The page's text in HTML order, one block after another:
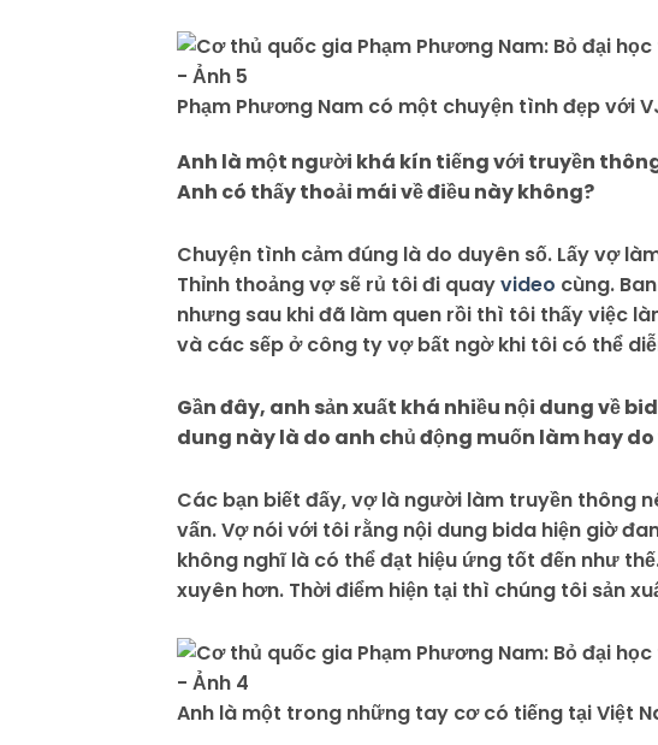
Phạm Phương Nam có một chuyện tình đẹp với
Anh là một người khá kín tiếng với truyền
Anh có thấy thoải mái về điều này không?
Chuyện tình cảm đúng là do duyên số. Lấy vợ
Thỉnh thoảng vợ sẽ rủ tôi đi quayvideo cùng.
nhưng sau khi đã làm quen rồi thì tôi thấy việc
và các sếp ở công ty vợ bất ngờ khi tôi có thể
Gần đây, anh sản xuất khá nhiều nội dung về
dung này là do anh chủ động muốn làm hay
Các bạn biết đấy, vợ là người làm truyền thông
vấn. Vợ nói với tôi rằng nội dung bida hiện giờ
không nghĩ là có thể đạt hiệu ứng tốt đến như
xuyên hơn. Thời điểm hiện tại thì chúng tôi sản
Anh là một trong những tay cơ có tiếng tại Việt